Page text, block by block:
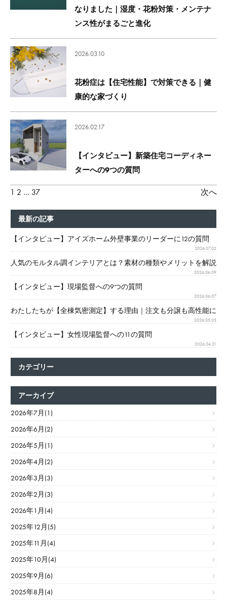
なりました｜湿度・花粉対策・メンテナ
ンス性がまるごと進化
2026.03.10
花粉症は【住宅性能】で対策できる｜健
康的な家づくり
2026.02.17
【インタビュー】新築住宅コーディネー
ターへの9つの質問
投
稿
の
ペ
ー
ジ
送
り
1 2 … 37 次へ
最新の記事
【インタビュー】アイズホーム外壁事業のリーダーに12の質問
2026.07.02
人気のモルタル調インテリアとは？素材の種類やメリットを解説
2026.06.09
【インタビュー】現場監督への9つの質問
2026.06.07
わたしたちが【全棟気密測定】する理由｜注文も分譲も高性能に
2026.05.05
【インタビュー】女性現場監督への11の質問
2026.04.21
カテゴリー
アーカイブ
2026年7月(1)
2026年6月(2)
2026年5月(1)
2026年4月(2)
2026年3月(3)
2026年2月(3)
2026年1月(4)
2025年12月(5)
2025年11月(4)
2025年10月(4)
2025年9月(6)
2025年8月(4)